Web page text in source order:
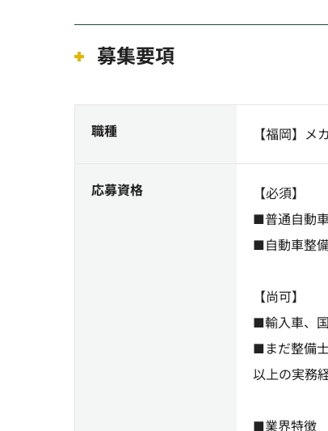
募集要項
職種 【福岡】メ
応募資格
【必須】
■普通自動
■自動車整
【尚可】
■輸入車、
■まだ整備
以上の実務
■業界特徴